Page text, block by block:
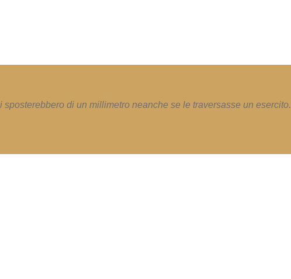
sposterebbero di un millimetro neanche se le traversasse un esercito.